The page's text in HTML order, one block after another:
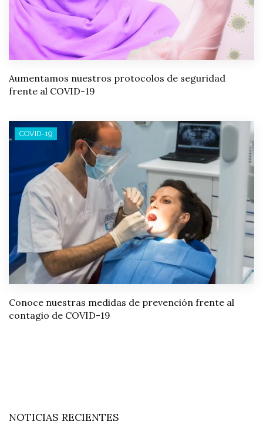
Aumentamos nuestros protocolos de seguridad
frente al COVID-19
COVID-19
Conoce nuestras medidas de prevención frente al
contagio de COVID-19
NOTICIAS RECIENTES